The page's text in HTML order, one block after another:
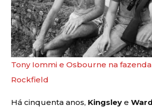
Tony Iommi e Osbourne na
Rockfield
Há cinquenta anos, Kingsley eWard